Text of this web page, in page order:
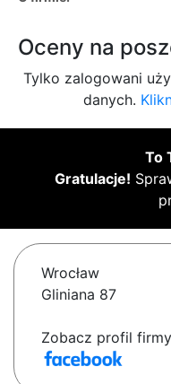
Oceny na
Tylko zalogowani
danych.
To
Gratulacje!
Wrocław
Gliniana 87
Zobacz profil